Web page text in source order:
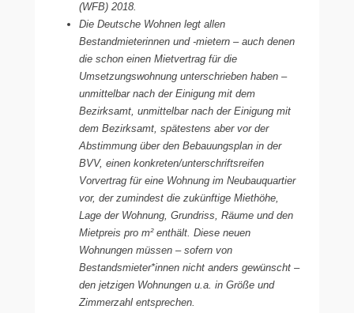
(WFB) 2018.
Die Deutsche Wohnen legt allen
Bestandmieterinnen und -mietern – auch denen
die schon einen Mietvertrag für die
Umsetzungswohnung unterschrieben haben –
unmittelbar nach der Einigung mit dem
Bezirksamt, unmittelbar nach der Einigung mit
dem Bezirksamt, spätestens aber vor der
Abstimmung über den Bebauungsplan in der
BVV, einen konkreten/unterschriftsreifen
Vorvertrag für eine Wohnung im Neubauquartier
vor, der zumindest die zukünftige Miethöhe,
Lage der Wohnung, Grundriss, Räume und den
Mietpreis pro m² enthält. Diese neuen
Wohnungen müssen – sofern von
Bestandsmieter*innen nicht anders gewünscht –
den jetzigen Wohnungen u.a. in Größe und
Zimmerzahl entsprechen.